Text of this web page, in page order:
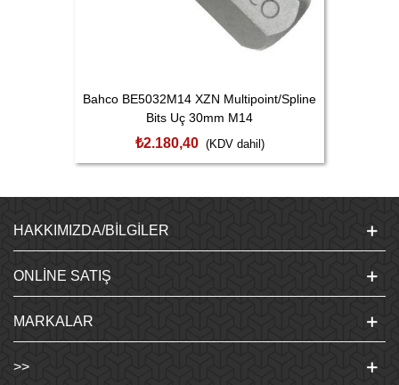
Bahco BE5032M14 XZN Multipoint/Spline
Bits Uç 30mm M14
₺2.180,40 (KDV dahil)
HAKKIMIZDA/BILGILER
ONLINE SATIŞ
MARKALAR
>>